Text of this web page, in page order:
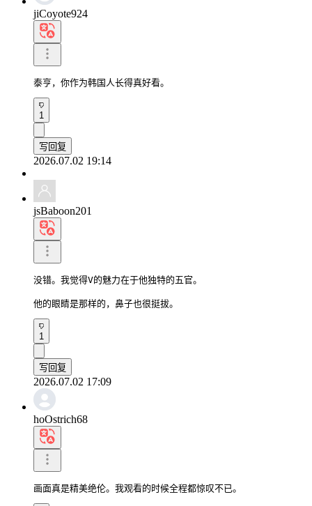
jiCoyote924
泰亨，你作为韩国人长得真好看。
1
写回复
2026.07.02 19:14
jsBaboon201
没错。我觉得V的魅力在于他独特的五官。
他的眼睛是那样的，鼻子也很挺拔。
1
写回复
2026.07.02 17:09
hoOstrich68
画面真是精美绝伦。我观看的时候全程都惊叹不已。